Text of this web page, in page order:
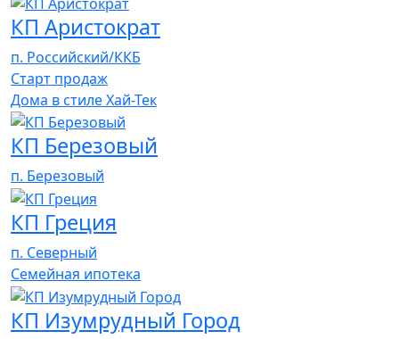
КП Аристократ
п. Российский/ККБ
Cтарт продаж
Дома в стиле Хай-Тек
КП Березовый
п. Березовый
КП Греция
п. Северный
Семейная ипотека
КП Изумрудный Город